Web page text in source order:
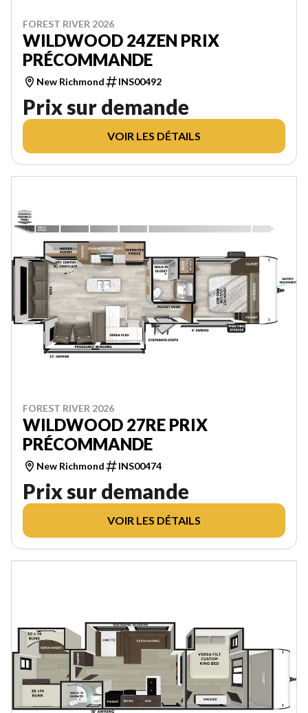
FOREST RIVER 2026
WILDWOOD 24ZEN PRIX
PRÉCOMMANDE
New Richmond INS00492
Prix sur demande
VOIR LES DÉTAILS
FOREST RIVER 2026
WILDWOOD 27RE PRIX
PRÉCOMMANDE
New Richmond INS00474
Prix sur demande
VOIR LES DÉTAILS